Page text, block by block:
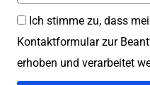
Ich stimme zu, dass
Kontaktformular zur
erhoben und verarbeitet